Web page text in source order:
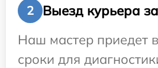
2
Выезд курьера
Наш мастер приедет
сроки для